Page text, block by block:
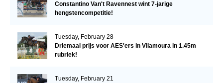
Constantino Van't Ravennest wint 7-jarige
hengstencompetitie!
Tuesday, February 28
Driemaal prijs voor AES'ers in Vilamoura in 1.45m
rubriek!
Tuesday, February 21